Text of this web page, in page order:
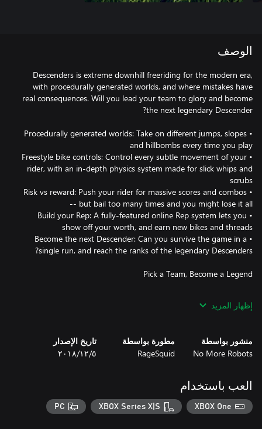
الوصف
Descenders is extreme downhill freeriding for the modern era,
with procedurally generated worlds, and where mistakes have
real consequences. Will you lead your team to glory and become
• Procedurally generated worlds: Take on different jumps, slopes
• Freestyle bike controls: Control every subtle movement of your
rider, with an in-depth physics system made for slick whips and
• Risk vs reward: Push your rider for massive scores and combos
• Build your Rep: A fully-featured online Rep system lets you
• Become the next Descender: Can you survive the game in a
Enemy, Arboreal or Kinetic -- you'll be bound together with other
Grab your bike, pick your team, and attempt to live up to the
legend of your Descender. Will you join the die-hard, trick-frenzy
• Wear your team's colors and apparel with pride, and receive
إظهار المزيد
منشور بواسطة
No More Robots
مطورة بواسطة
RageSquid
تاريخ الإصدار
٥‏/١٢‏/٢٠١٨
العب باستخدام
XBOX One
XBOX Series X|S
PC